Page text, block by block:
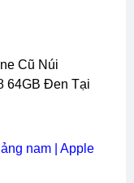
64GB Đen Tại